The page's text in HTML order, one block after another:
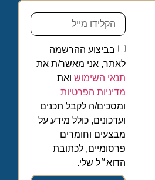
בביצוע ההרשמה
לאתר, אני מאשר/ת את
תנאי השימוש ואת
מדיניות הפרטיות
ומסכים/ה לקבל תכנים
ועדכונים, כולל מידע על
מבצעים וחומרים
פרסומיים, לכתובת
הדוא״ל שלי.